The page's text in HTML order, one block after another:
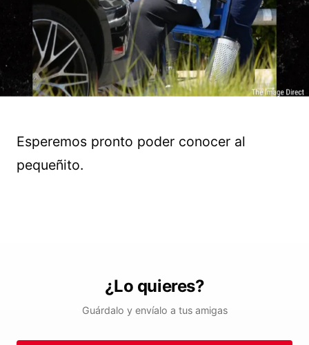
Esperemos pronto poder conocer al
pequeñito.
¿Lo quieres?
Guárdalo y envíalo a tus amigas